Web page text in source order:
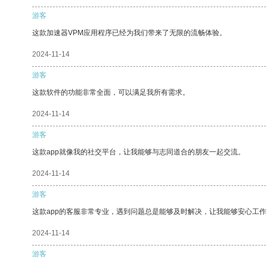
游客
这款加速器VPM应用程序已经为我们带来了无限的流畅体验。
2024-11-14
游客
这款软件的功能非常全面，可以满足我所有需求。
2024-11-14
游客
这款app就像我的社交平台，让我能够与志同道合的朋友一起交流。
2024-11-14
游客
这款app的客服非常专业，遇到问题总是能够及时解决，让我能够安心工
2024-11-14
游客